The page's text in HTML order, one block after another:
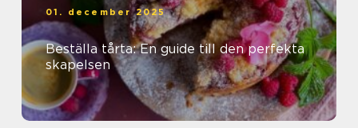
01. december 2025
Beställa tårta: En guide till den perfekta
skapelsen